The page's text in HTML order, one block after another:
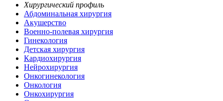
Хирургический профиль
Абдоминальная хирургия
Акушерство
Военно-полевая хирургия
Гинекология
Детская хирургия
Кардиохирургия
Нейрохирургия
Онкогинекология
Онкология
Онкохирургия